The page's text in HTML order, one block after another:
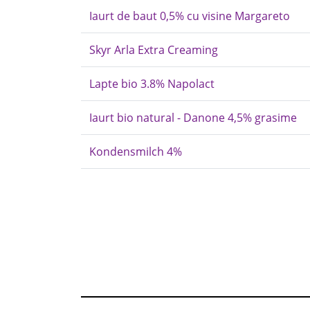
Iaurt de baut 0,5% cu visine Margareto
Skyr Arla Extra Creaming
Lapte bio 3.8% Napolact
Iaurt bio natural - Danone 4,5% grasime
Kondensmilch 4%